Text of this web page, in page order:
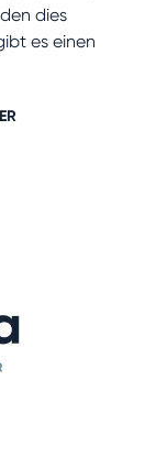
dies
es einen